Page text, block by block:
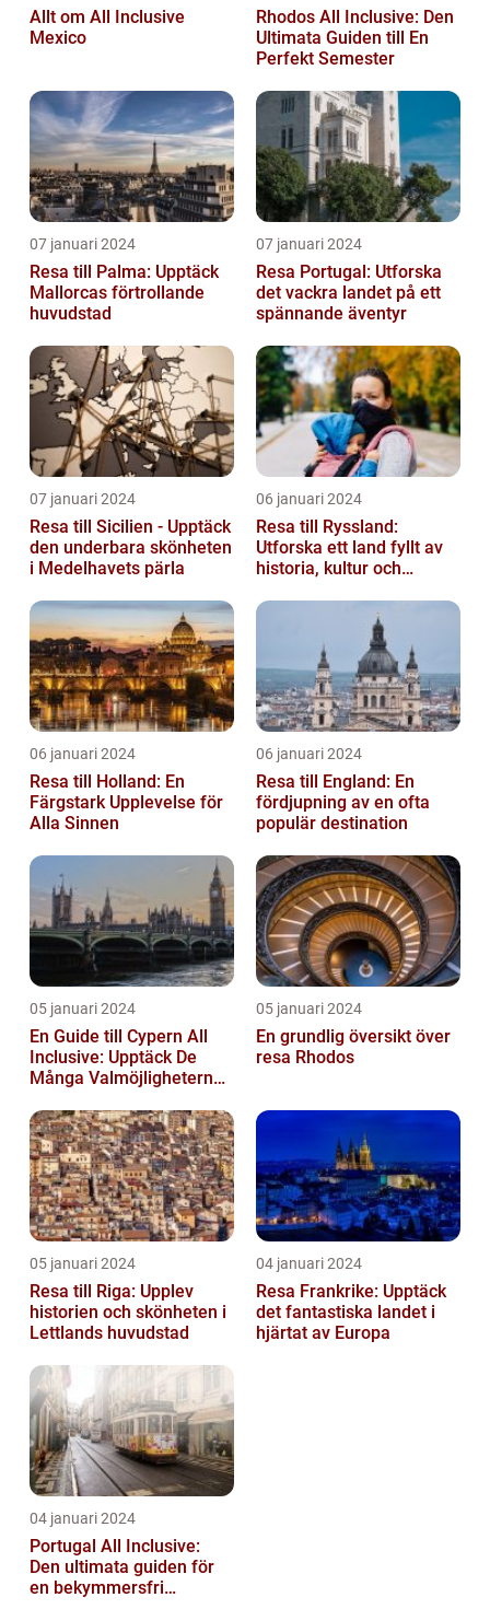
Allt om All Inclusive
Mexico
Rhodos All Inclusive: Den
Ultimata Guiden till En
Perfekt Semester
07 januari 2024
Resa till Palma: Upptäck
Mallorcas förtrollande
huvudstad
07 januari 2024
Resa Portugal: Utforska
det vackra landet på ett
spännande äventyr
07 januari 2024
Resa till Sicilien - Upptäck
den underbara skönheten
i Medelhavets pärla
06 januari 2024
Resa till Ryssland:
Utforska ett land fyllt av
historia, kultur och
06 januari 2024
Resa till Holland: En
Färgstark Upplevelse för
Alla Sinnen
06 januari 2024
Resa till England: En
fördjupning av en ofta
populär destination
05 januari 2024
En Guide till Cypern All
Inclusive: Upptäck De
Många Valmöjligheterna
Semester...
05 januari 2024
En grundlig översikt över
resa Rhodos
05 januari 2024
Resa till Riga: Upplev
historien och skönheten i
Lettlands huvudstad
04 januari 2024
Resa Frankrike: Upptäck
det fantastiska landet i
hjärtat av Europa
04 januari 2024
Portugal All Inclusive:
Den ultimata guiden för
en bekymmersfri